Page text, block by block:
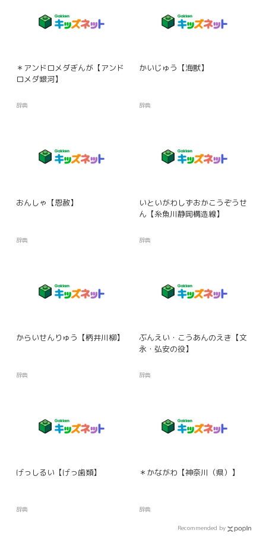
＊アンドロメダぎんが【アンド
ロメダ銀河】
辞典
かいじゅう【海獣】
辞典
おんしゃ【恩赦】
辞典
いといがわしずおかこうぞうせ
ん【糸魚川静岡構造線】
辞典
からいせんりゅう【柄井川柳】
辞典
ぶんえい・こうあんのえき【文
永・弘安の役】
辞典
げっしるい【げっ歯類】
辞典
＊かながわ【神奈川（県）】
辞典
Recommended by